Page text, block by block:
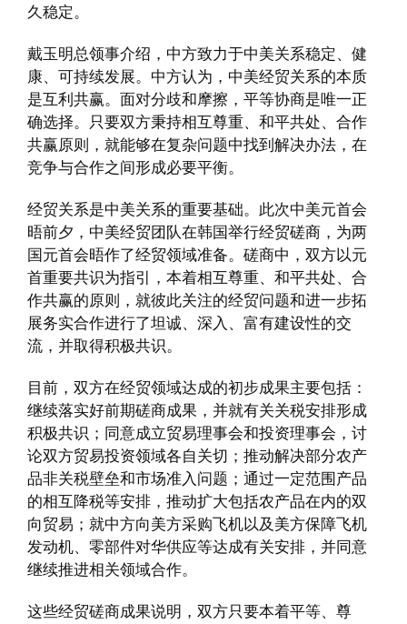
久稳定。
戴玉明总领事介绍，中方致力于中美关系稳定、健
康、可持续发展。中方认为，中美经贸关系的本质
是互利共赢。面对分歧和摩擦，平等协商是唯一正
确选择。只要双方秉持相互尊重、和平共处、合作
共赢原则，就能够在复杂问题中找到解决办法，在
竞争与合作之间形成必要平衡。
经贸关系是中美关系的重要基础。此次中美元首会
晤前夕，中美经贸团队在韩国举行经贸磋商，为两
国元首会晤作了经贸领域准备。磋商中，双方以元
首重要共识为指引，本着相互尊重、和平共处、合
作共赢的原则，就彼此关注的经贸问题和进一步拓
展务实合作进行了坦诚、深入、富有建设性的交
流，并取得积极共识。
目前，双方在经贸领域达成的初步成果主要包括：
继续落实好前期磋商成果，并就有关关税安排形成
积极共识；同意成立贸易理事会和投资理事会，讨
论双方贸易投资领域各自关切；推动解决部分农产
品非关税壁垒和市场准入问题；通过一定范围产品
的相互降税等安排，推动扩大包括农产品在内的双
向贸易；就中方向美方采购飞机以及美方保障飞机
发动机、零部件对华供应等达成有关安排，并同意
继续推进相关领域合作。
这些经贸磋商成果说明，双方只要本着平等、尊